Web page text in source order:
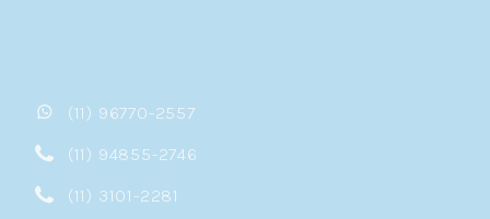
(11) 96770-2557
(11) 94855-2746
(11) 3101-2281